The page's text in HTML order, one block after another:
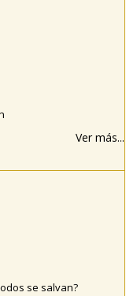
Ver más...
se salvan?